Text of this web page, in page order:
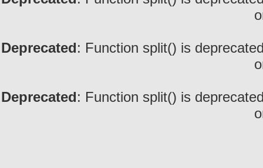
Deprecated: Function split() is
Deprecated: Function split() is